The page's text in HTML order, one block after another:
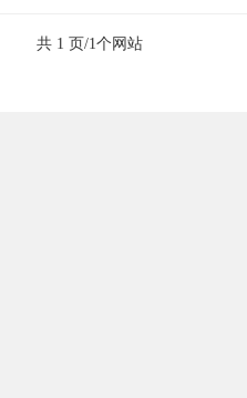
共 1 页/1个网站